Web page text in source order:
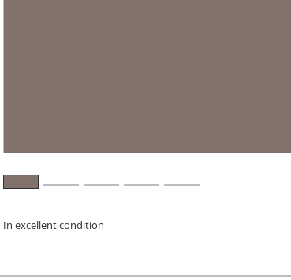
In excellent condition